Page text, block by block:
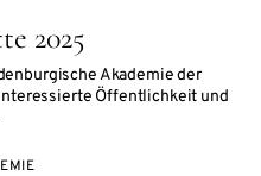
2025
Akademie der
Öffentlichkeit und